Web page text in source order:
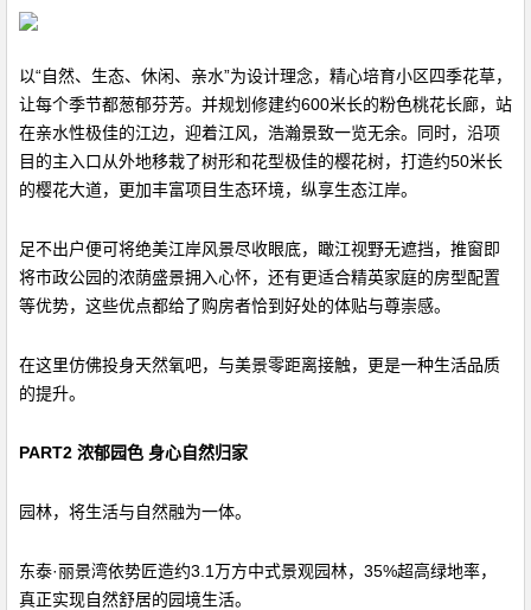
以“自然、生态、休闲、亲水”为设计理念，精心培育小区四季花草，
让每个季节都葱郁芬芳。并规划修建约600米长的粉色桃花长廊，站
在亲水性极佳的江边，迎着江风，浩瀚景致一览无余。同时，沿项
目的主入口从外地移栽了树形和花型极佳的樱花树，打造约50米长
的樱花大道，更加丰富项目生态环境，纵享生态江岸。
足不出户便可将绝美江岸风景尽收眼底，瞰江视野无遮挡，推窗即
将市政公园的浓荫盛景拥入心怀，还有更适合精英家庭的房型配置
等优势，这些优点都给了购房者恰到好处的体贴与尊崇感。
在这里仿佛投身天然氧吧，与美景零距离接触，更是一种生活品质
的提升。
PART2 浓郁园色 身心自然归家
园林，将生活与自然融为一体。
东泰·丽景湾依势匠造约3.1万方中式景观园林，35%超高绿地率，
真正实现自然舒居的园境生活。